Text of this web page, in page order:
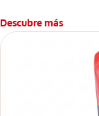
Descubre más